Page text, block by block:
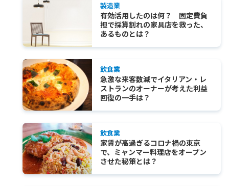
製造業
有効活用したのは何？ 固定費負
担で採算割れの家具店を救った、
あるものとは？
飲食業
急激な来客数減でイタリアン・レ
ストランのオーナーが考えた利益
回復の一手は？
飲食業
家賃が高過ぎるコロナ禍の東京
で、ミャンマー料理店をオープン
させた秘策とは？